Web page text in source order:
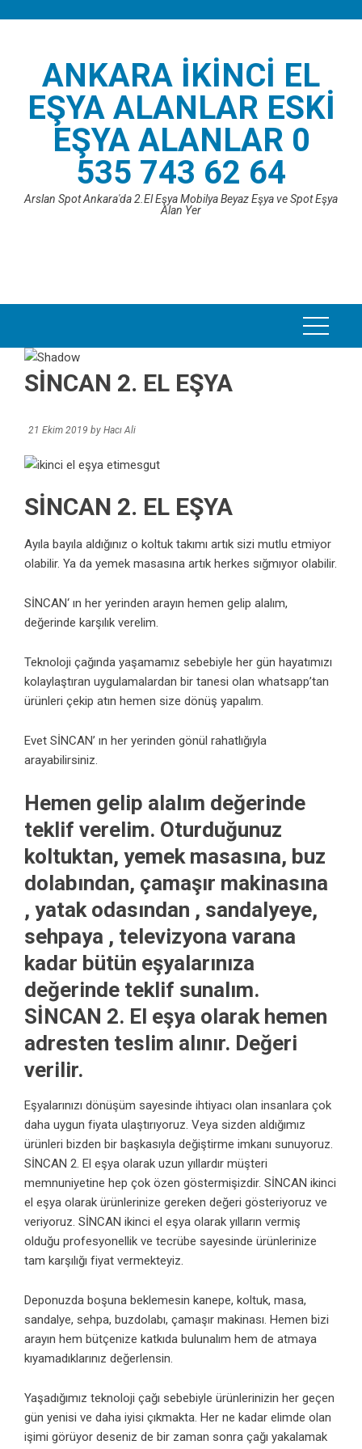
ANKARA İKINCI EL
EŞYA ALANLAR ESKI
EŞYA ALANLAR 0
535 743 62 64
Arslan Spot Ankara'da 2.El Eşya Mobilya Beyaz Eşya ve Spot Eşya
Alan Yer
SİNCAN 2. EL EŞYA
21 Ekim 2019 by Hacı Ali
SİNCAN 2. EL EŞYA
Ayıla bayıla aldığınız o koltuk takımı artık sizi mutlu etmiyor
olabilir. Ya da yemek masasına artık herkes sığmıyor olabilir.
SİNCAN‘ ın her yerinden arayın hemen gelip alalım,
değerinde karşılık verelim.
Teknoloji çağında yaşamamız sebebiyle her gün hayatımızı
kolaylaştıran uygulamalardan bir tanesi olan whatsapp’tan
ürünleri çekip atın hemen size dönüş yapalım.
Evet SİNCAN’ ın her yerinden gönül rahatlığıyla
arayabilirsiniz.
Hemen gelip alalım değerinde
teklif verelim. Oturduğunuz
koltuktan, yemek masasına, buz
dolabından, çamaşır makinasına
, yatak odasından , sandalyeye,
sehpaya , televizyona varana
kadar bütün eşyalarınıza
değerinde teklif sunalım.
SİNCAN 2. El eşya olarak hemen
adresten teslim alınır. Değeri
verilir.
Eşyalarınızı dönüşüm sayesinde ihtiyacı olan insanlara çok
daha uygun fiyata ulaştırıyoruz. Veya sizden aldığımız
ürünleri bizden bir başkasıyla değiştirme imkanı sunuyoruz.
SİNCAN 2. El eşya olarak uzun yıllardır müşteri
memnuniyetine hep çok özen göstermişizdir. SİNCAN ikinci
el eşya olarak ürünlerinize gereken değeri gösteriyoruz ve
veriyoruz. SİNCAN ikinci el eşya olarak yılların vermiş
olduğu profesyonellik ve tecrübe sayesinde ürünlerinize
tam karşılığı fiyat vermekteyiz.
Deponuzda boşuna beklemesin kanepe, koltuk, masa,
sandalye, sehpa, buzdolabı, çamaşır makinası. Hemen bizi
arayın hem bütçenize katkıda bulunalım hem de atmaya
kıyamadıklarınız değerlensin.
Yaşadığımız teknoloji çağı sebebiyle ürünlerinizin her geçen
gün yenisi ve daha iyisi çıkmakta. Her ne kadar elimde olan
işimi görüyor deseniz de bir zaman sonra çağı yakalamak